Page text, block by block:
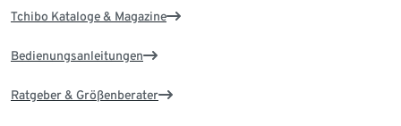
Tchibo Kataloge & Magazine
Bedienungsanleitungen
Ratgeber & Größenberater